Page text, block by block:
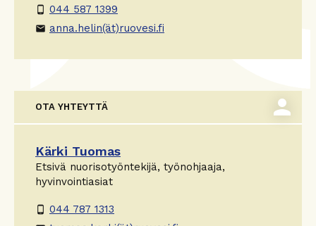
phone_android 044 587 1399
email anna.helin(ät)ruovesi.fi
OTA YHTEYTTÄ person
Kärki Tuomas
Etsivä nuorisotyöntekijä, työnohjaaja,
hyvinvointiasiat
phone_android 044 787 1313